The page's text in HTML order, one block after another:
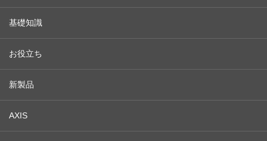
基礎知識
お役立ち
新製品
AXIS